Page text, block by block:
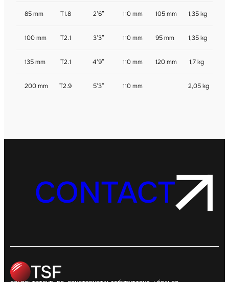
85 mm T1.8 2’6″ 110 mm 105 mm 1,35 kg
100 mm T2.1 3’3″ 110 mm 95 mm 1,35 kg
135 mm T2.1 4’9″ 110 mm 120 mm 1,7 kg
200 mm T2.9 5’3″ 110 mm 2,05 kg
CONTACT